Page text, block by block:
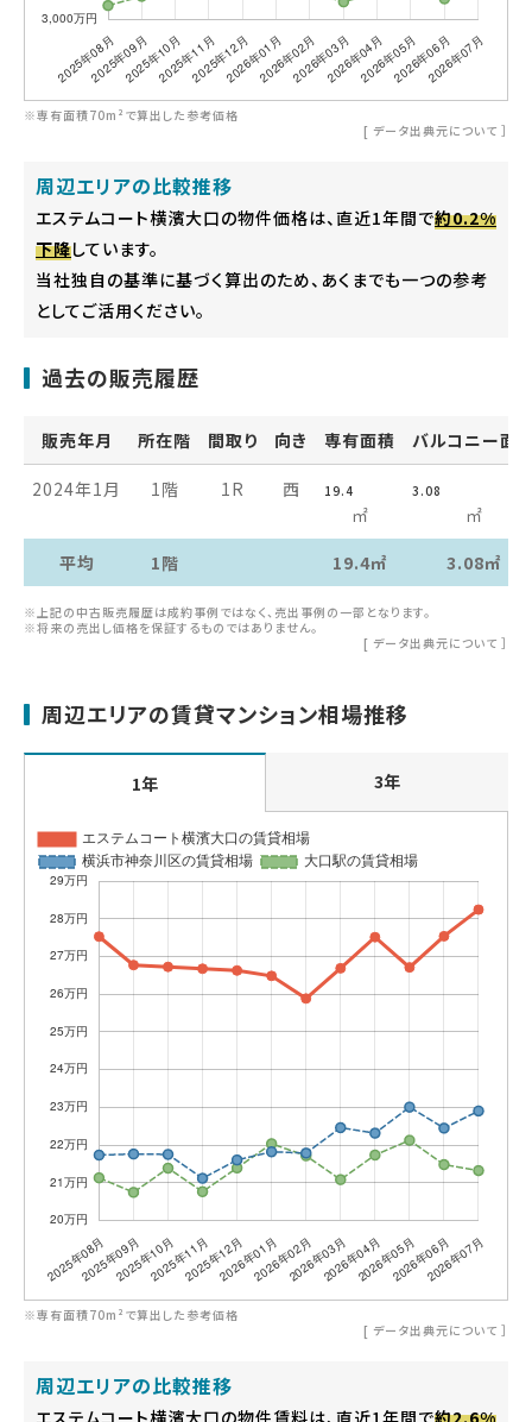
※専有面積70m²で算出した参考価格
[ データ出典元について ］
周辺エリアの比較推移
エステムコート横濱大口の物件価格は、直近1年間で約0.2%
下降しています。
当社独自の基準に基づく算出のため、あくまでも一つの参考
としてご活用ください。
過去の販売履歴
販売年月 所在階 間取り 向き 専有面積 バルコニー面
2024年1月 1階 1R 西 19.4
㎡
3.08
㎡
平均
1階 19.4㎡ 3.08㎡
※上記の中古販売履歴は成約事例ではなく、売出事例の一部となります。
※将来の売出し価格を保証するものではありません。
[ データ出典元について ］
周辺エリアの賃貸マンション相場推移
1年 3年
※専有面積70m²で算出した参考価格
[ データ出典元について ］
周辺エリアの比較推移